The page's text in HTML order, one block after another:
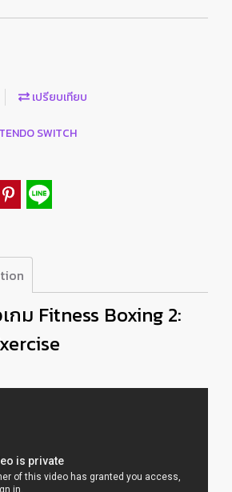
เปรียบเทียบ
SWITCH
กม Fitness Boxing 2: